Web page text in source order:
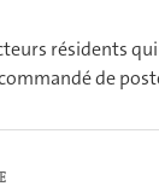
résidents
de